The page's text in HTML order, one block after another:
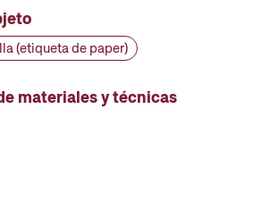
(etiqueta de paper)
materiales y técnicas